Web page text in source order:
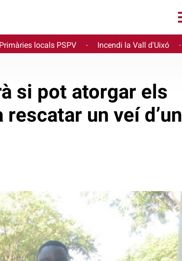
Primàries locals PSPV · Incendi la Vall d'Uixó ·
si pot atorgar els
un veí d’un